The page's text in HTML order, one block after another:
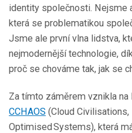
identity společnosti. Nejsme
která se problematikou
Jsme ale první vlna lidstva,
nejmodernější technologie,
proč se chováme tak, jak se
Za tímto záměrem vznikla na
CCHAOS (Cloud Civilisations,
Optimised Systems), která